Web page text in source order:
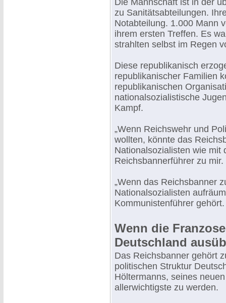
Die Mannschaft ist in der
zu Sanitätsabteilungen.
Notabteilung. 1.000 Mann
ihrem ersten Treffen. Es
strahlten selbst im Regen
Diese republikanisch
republikanischer Familien
republikanischen
nationalsozialistische
Kampf.
„Wenn Reichswehr und
wollten, könnte das
Nationalsozialisten wie mit
Reichsbannerführer zu mir.
„Wenn das Reichsbanner
Nationalsozialisten
Kommunistenführer gehört.
Wenn die
Deutschland
Das Reichsbanner gehört
politischen Struktur
Höltermanns, seines
allerwichtigste zu werden.